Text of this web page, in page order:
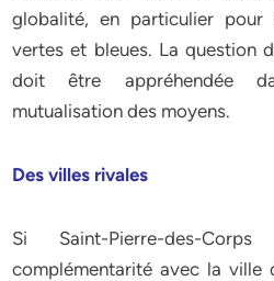
globalité, en particulier pour
vertes et bleues. La question
doit être appréhendée
mutualisation des moyens.
Des villes rivales
Si Saint-Pierre-des-
complémentarité avec la ville